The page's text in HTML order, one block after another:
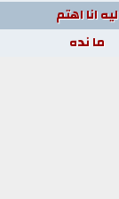
ليه انا اهتم
ما نده